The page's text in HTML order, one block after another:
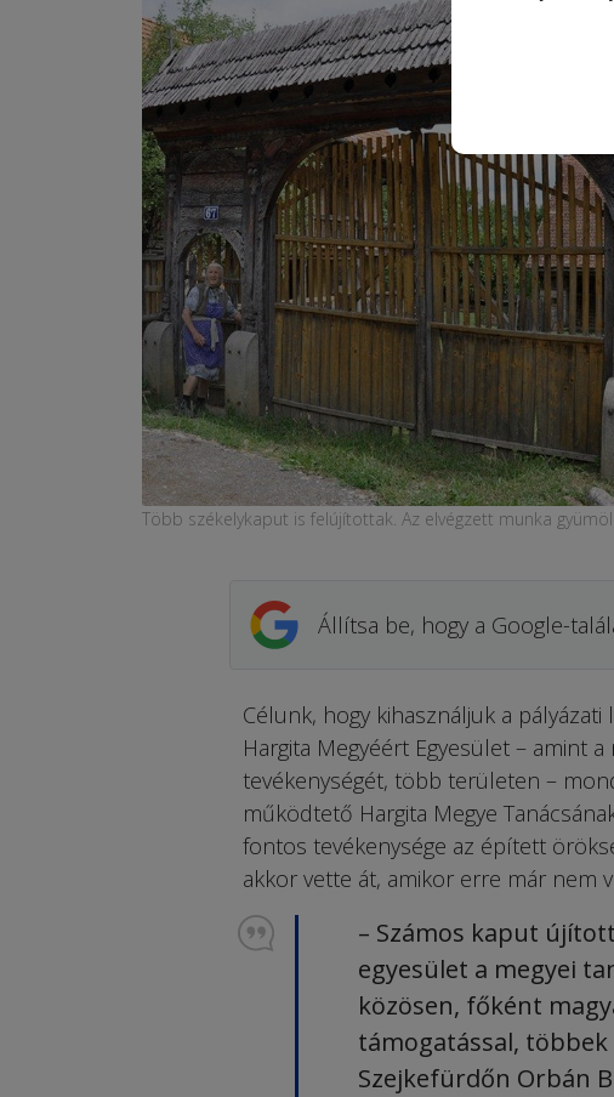
Több székelykaput is felújítottak. Az elvégzett munka
Állítsa be, hogy a Google-
Célunk, hogy kihasználjuk a
Hargita Megyéért Egyesület – amint
tevékenységét, több területen –
működtető Hargita Megye
fontos tevékenysége az épített
akkor vette át, amikor erre már nem
– Számos kaput
egyesület a megyei
közösen, főként
támogatással,
Szejkefürdőn Orbán